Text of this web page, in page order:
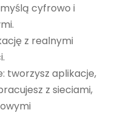
cyfrowo i
z realnymi
tworzysz aplikacje,
z sieciami,